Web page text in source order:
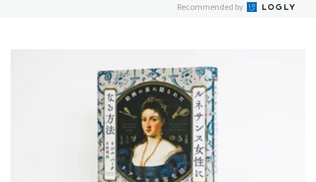
Recommended by